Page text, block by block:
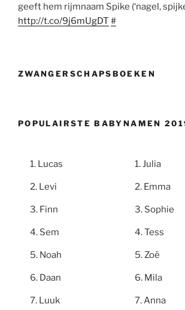
geeft hem rijmnaam Spike (‘nagel,
http://t.co/9j6mUgDT #
ZWANGERSCHAPSBOEKEN
POPULAIRSTE BABYNAMEN
Lucas
Levi
Finn
Sem
Noah
Daan
Luuk
Julia
Emma
Sophie
Tess
Zoë
Mila
Anna